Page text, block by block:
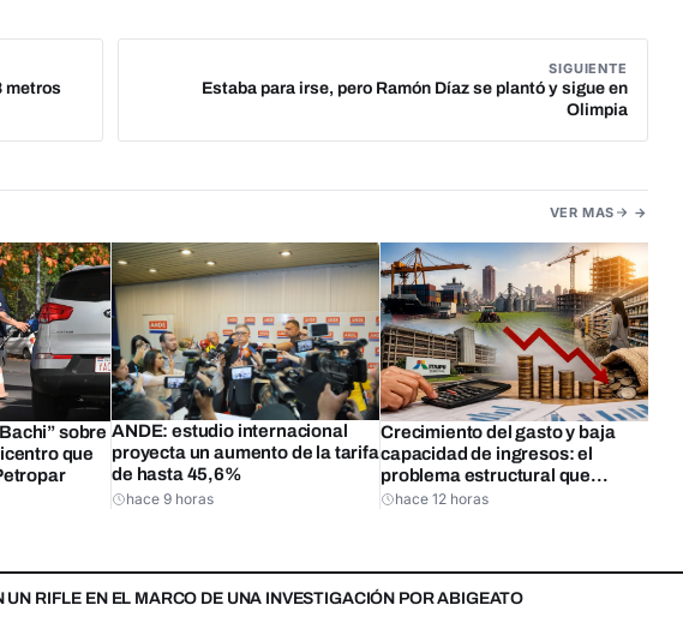
metros
SIGUIENTE
Estaba para irse, pero Ramón Díaz se plantó y sigue en
Olimpia
VER MAS
sobre
que
ANDE: estudio internacional
proyecta un aumento de la tarifa
de hasta 45,6%
hace 9 horas
Crecimiento del gasto y baja
capacidad de ingresos: el
problema estructural que
enfrenta Paraguay, según
hace 12 horas
RIFLE EN EL MARCO DE UNA INVESTIGACIÓN POR ABIGEATO